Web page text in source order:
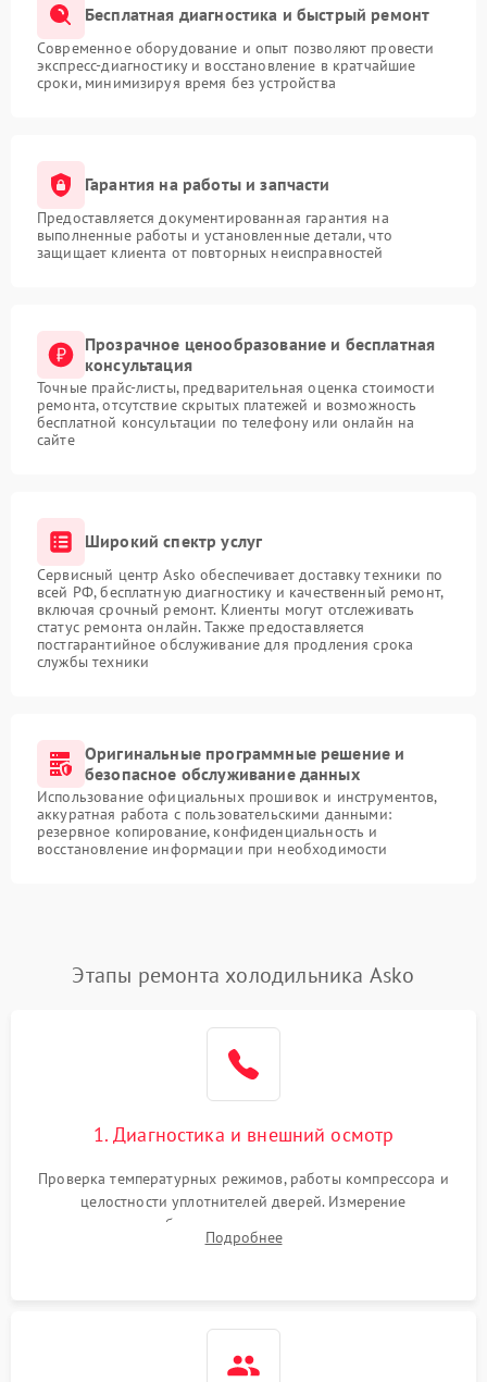
Бесплатная диагностика и быстрый ремонт
Современное оборудование и опыт позволяют провести
экспресс-диагностику и восстановление в кратчайшие
сроки, минимизируя время без устройства
Гарантия на работы и запчасти
Предоставляется документированная гарантия на
выполненные работы и установленные детали, что
защищает клиента от повторных неисправностей
Прозрачное ценообразование и бесплатная
консультация
Точные прайс-листы, предварительная оценка стоимости
ремонта, отсутствие скрытых платежей и возможность
бесплатной консультации по телефону или онлайн на
сайте
Широкий спектр услуг
Сервисный центр Asko обеспечивает доставку техники по
всей РФ, бесплатную диагностику и качественный ремонт,
включая срочный ремонт. Клиенты могут отслеживать
статус ремонта онлайн. Также предоставляется
постгарантийное обслуживание для продления срока
службы техники
Оригинальные программные решение и
безопасное обслуживание данных
Использование официальных прошивок и инструментов,
аккуратная работа с пользовательскими данными:
резервное копирование, конфиденциальность и
восстановление информации при необходимости
Этапы ремонта холодильника Asko
1. Диагностика и внешний осмотр
Проверка температурных режимов, работы компрессора и
целостности уплотнителей дверей. Измерение
сопротивления обмоток мотора, проверка термостата и
считывание кодов ошибок с электронного дисплея.
Подробнее